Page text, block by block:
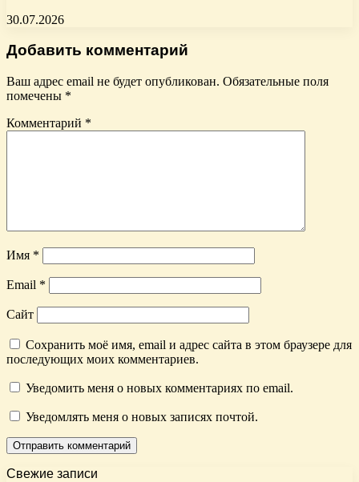
30.07.2026
Добавить комментарий
Ваш адрес email не будет опубликован. Обязательные поля
помечены *
Комментарий *
Имя *
Email *
Сайт
Сохранить моё имя, email и адрес сайта в этом браузере для
последующих моих комментариев.
Уведомить меня о новых комментариях по email.
Уведомлять меня о новых записях почтой.
Свежие записи